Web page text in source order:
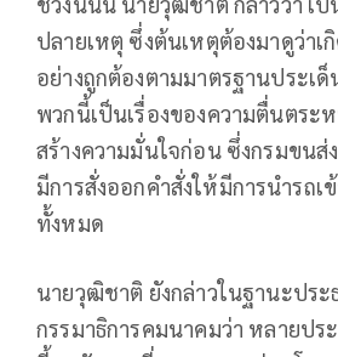
ปลายเหตุ ซึ่งต้นเหตุต้องมาดูว่าเ
อย่างถูกต้องตามมาตรฐานประเด็
พวกนี้เป็นเรื่องของความตื่นตระ
สร้างความมั่นใจก่อน ซึ่งกรมขนส่
มีการสั่งออกคำสั่งให้มีการนำรถเ
ทั้งหมด
นายวุฒิชาติ ยังกล่าวในฐานะปร
กรรมาธิการคมนาคมว่า หลายปร